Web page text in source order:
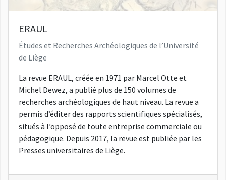
ERAUL
Études et Recherches Archéologiques de l’Université
de Liège
La revue ERAUL, créée en 1971 par Marcel Otte et
Michel Dewez, a publié plus de 150 volumes de
recherches archéologiques de haut niveau. La revue a
permis d’éditer des rapports scientifiques spécialisés,
situés à l’opposé de toute entreprise commerciale ou
pédagogique. Depuis 2017, la revue est publiée par les
Presses universitaires de Liège.